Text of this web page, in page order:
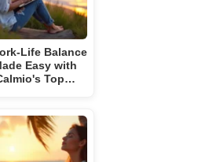
Life Balance
Easy with
Top…